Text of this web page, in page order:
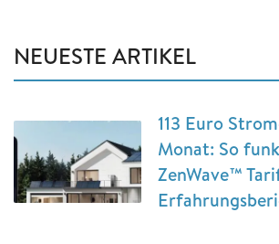
NEUESTE ARTIKEL
113 Euro
Monat: So
ZenWave™